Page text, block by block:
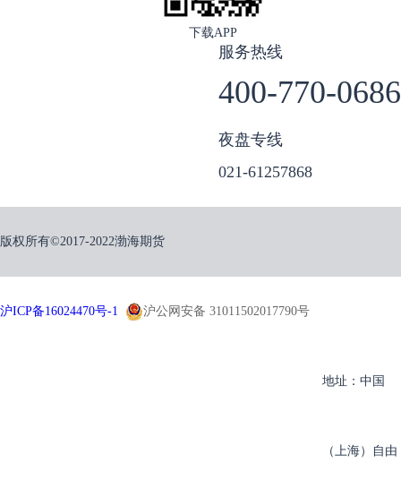
下载APP
服务热线
400-770-0686
夜盘专线
021-61257868
版权所有©2017-2022渤海期货
沪ICP备16024470号-1 沪公网安备 31011502017790号
地址：中国
（上海）自由